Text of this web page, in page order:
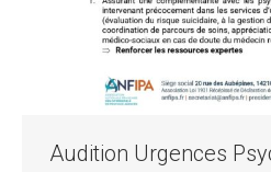
Audition Urgences